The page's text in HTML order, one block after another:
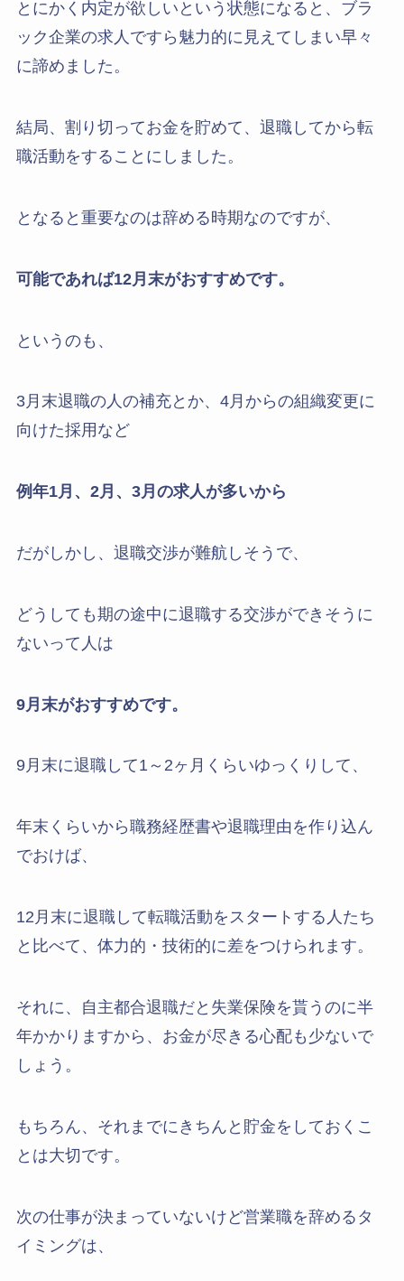
とにかく内定が欲しいという状態になると、ブラ
ック企業の求人ですら魅力的に見えてしまい早々
に諦めました。
結局、割り切ってお金を貯めて、退職してから転
職活動をすることにしました。
となると重要なのは辞める時期なのですが、
可能であれば12月末がおすすめです。
というのも、
3月末退職の人の補充とか、4月からの組織変更に
向けた採用など
例年1月、2月、3月の求人が多いから
だがしかし、退職交渉が難航しそうで、
どうしても期の途中に退職する交渉ができそうに
ないって人は
9月末がおすすめです。
9月末に退職して1～2ヶ月くらいゆっくりして、
年末くらいから職務経歴書や退職理由を作り込ん
でおけば、
12月末に退職して転職活動をスタートする人たち
と比べて、体力的・技術的に差をつけられます。
それに、自主都合退職だと失業保険を貰うのに半
年かかりますから、お金が尽きる心配も少ないで
しょう。
もちろん、それまでにきちんと貯金をしておくこ
とは大切です。
次の仕事が決まっていないけど営業職を辞めるタ
イミングは、